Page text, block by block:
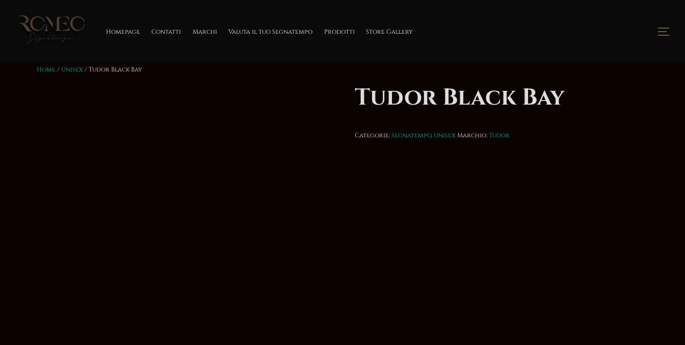
contenuto
Homepage Contatti Marchi Valuta il tuo Segnatempo Prodotti Store Gallery
Home / Unisex / Tudor Black Bay
Tudor Black Bay
Categorie:Segnatempo, Unisex Marchio:Tudor